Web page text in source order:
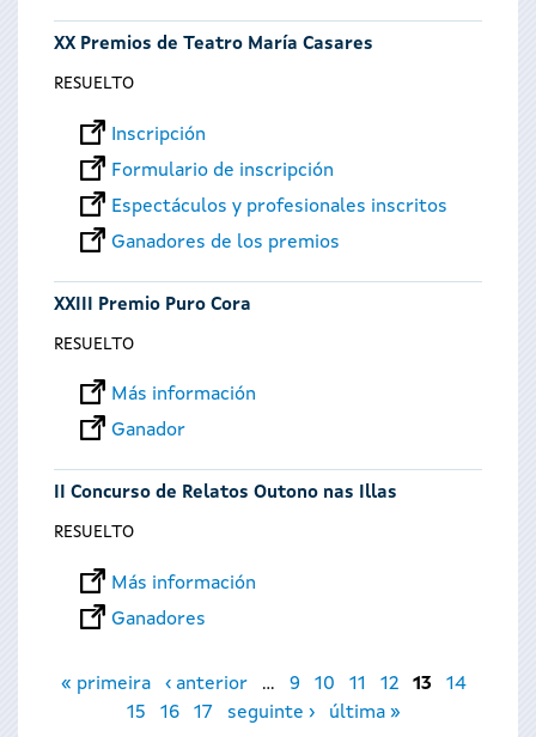
XX Premios de Teatro María Casares
RESUELTO
Inscripción
Formulario de inscripción
Espectáculos y profesionales inscritos
Ganadores de los premios
XXIII Premio Puro Cora
RESUELTO
Más información
Ganador
II Concurso de Relatos Outono nas Illas
RESUELTO
Más información
Ganadores
Páginas
« primeira ‹ anterior … 9 10 11 12 13
14
15
16 17 seguinte › última »